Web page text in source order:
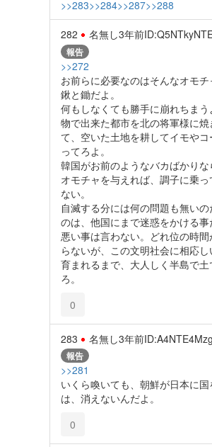
>>283>>284>>287>>288
282 名無し3年前
報告
>>272
お前らに必要なのはそんなオモチ
鍬と鋤だよ。
何もしなくても勝手に崩れちま
物で出来た都市を北の将軍様に焼
て、空いた土地を耕してイモや
ってろよ。
韓国がお前のようなバカばかり
オモチャを与えれば、調子に乗っ
ない。
自滅する分には何の問題も無い
のは、他国にまで迷惑をかける事
悪い事は言わない。どれ位の時
らないが、この文明社会に相応
育まれるまで、大人しく半島で
ろ。
0
283 名無し3年前
報告
>>281
いくら喚いても、朝鮮が日本に
は、消えないんだよ。
0